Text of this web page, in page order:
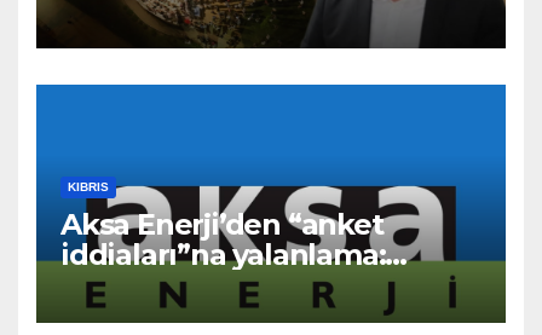
KIBRIS
Aksa Enerji’den “anket
iddiaları”na yalanlama:
“Asılsız ve mesnetsiz
haberler”